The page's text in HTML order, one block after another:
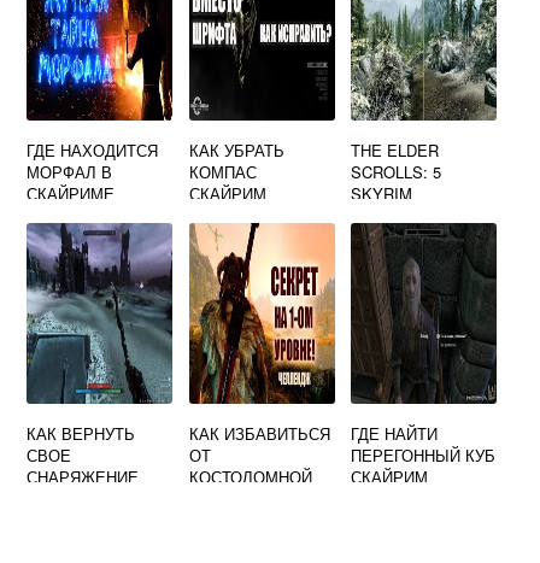
ГДЕ НАХОДИТСЯ
МОРФАЛ В
СКАЙРИМЕ
КАК УБРАТЬ
КОМПАС
СКАЙРИМ
THE ELDER
SCROLLS: 5
SKYRIM
EDITION»
(REPACK/
МЕХАНИКИ)
КАК ВЕРНУТЬ
СВОЕ
СНАРЯЖЕНИЕ
КАК ИЗБАВИТЬСЯ
ОТ
КОСТОЛОМНОЙ
ГДЕ НАЙТИ
ПЕРЕГОННЫЙ КУБ
СКАЙРИМ